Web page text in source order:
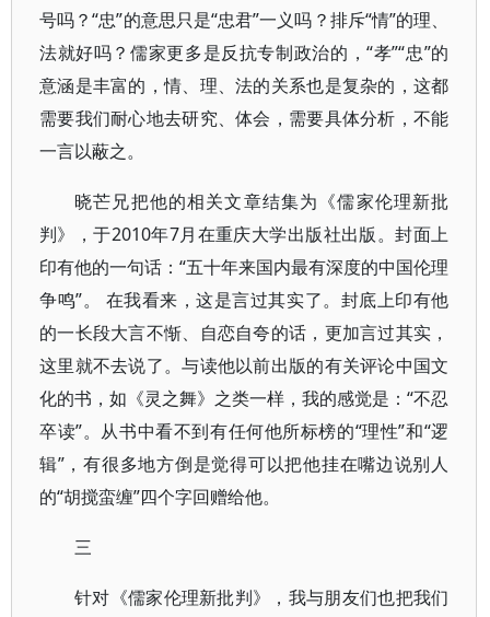
号吗？“忠”的意思只是“忠君”一义吗？排斥“情”的理、
法就好吗？儒家更多是反抗专制政治的，“孝”“忠”的
意涵是丰富的，情、理、法的关系也是复杂的，这都
需要我们耐心地去研究、体会，需要具体分析，不能
一言以蔽之。
晓芒兄把他的相关文章结集为《儒家伦理新批
判》，于2010年7月在重庆大学出版社出版。封面上
印有他的一句话：“五十年来国内最有深度的中国伦理
争鸣”。 在我看来，这是言过其实了。封底上印有他
的一长段大言不惭、自恋自夸的话，更加言过其实，
这里就不去说了。与读他以前出版的有关评论中国文
化的书，如《灵之舞》之类一样，我的感觉是：“不忍
卒读”。从书中看不到有任何他所标榜的“理性”和“逻
辑”，有很多地方倒是觉得可以把他挂在嘴边说别人
的“胡搅蛮缠”四个字回赠给他。
三
针对《儒家伦理新批判》，我与朋友们也把我们